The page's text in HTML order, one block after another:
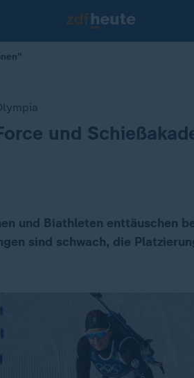
und
und Biathleten enttäuschen
sind schwach, die